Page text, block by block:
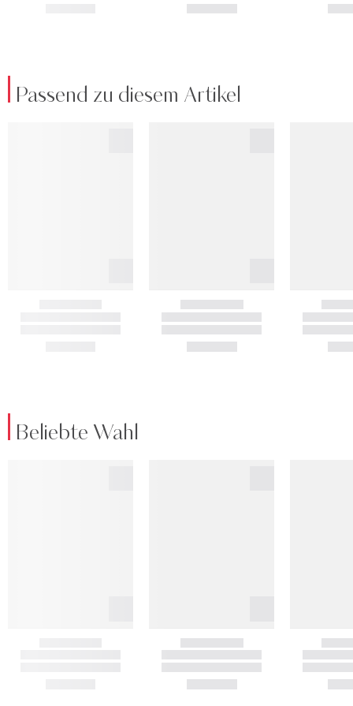
Passend zu diesem Artikel
Beliebte Wahl